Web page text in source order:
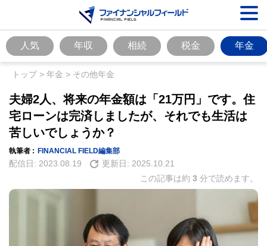
人気 年収 相続 税金 年金
トップ> 年金 > その他年金
夫婦2人、将来の年金額は「21万円」です。住
宅ローンは完済しましたが、それでも生活は
苦しいでしょうか？
執筆者 : FINANCIAL FIELD編集部
配信日: 2023.08.19 更新日: 2025.10.21
この記事は約 3 分で読めます。